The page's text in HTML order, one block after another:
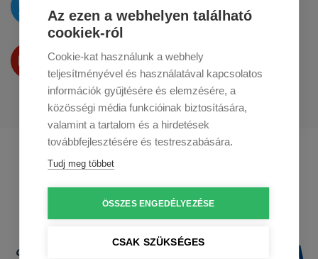
a Twitterentesszük közzé
Termékeinket
a Youtube-on is bemutatjuk
Profikuchar.sk
Profikuchař.cz
Az ezen a webhelyen található
cookiek-ról
Cookie-kat használunk a webhely
teljesítményével és használatával kapcsolatos
információk gyűjtésére és elemzésére, a
közösségi média funkcióinak biztosítására,
valamint a tartalom és a hirdetések
továbbfejlesztésére és testreszabására.
Tudj meg többet
ÖSSZES ENGEDÉLYEZÉSE
CSAK SZÜKSÉGES